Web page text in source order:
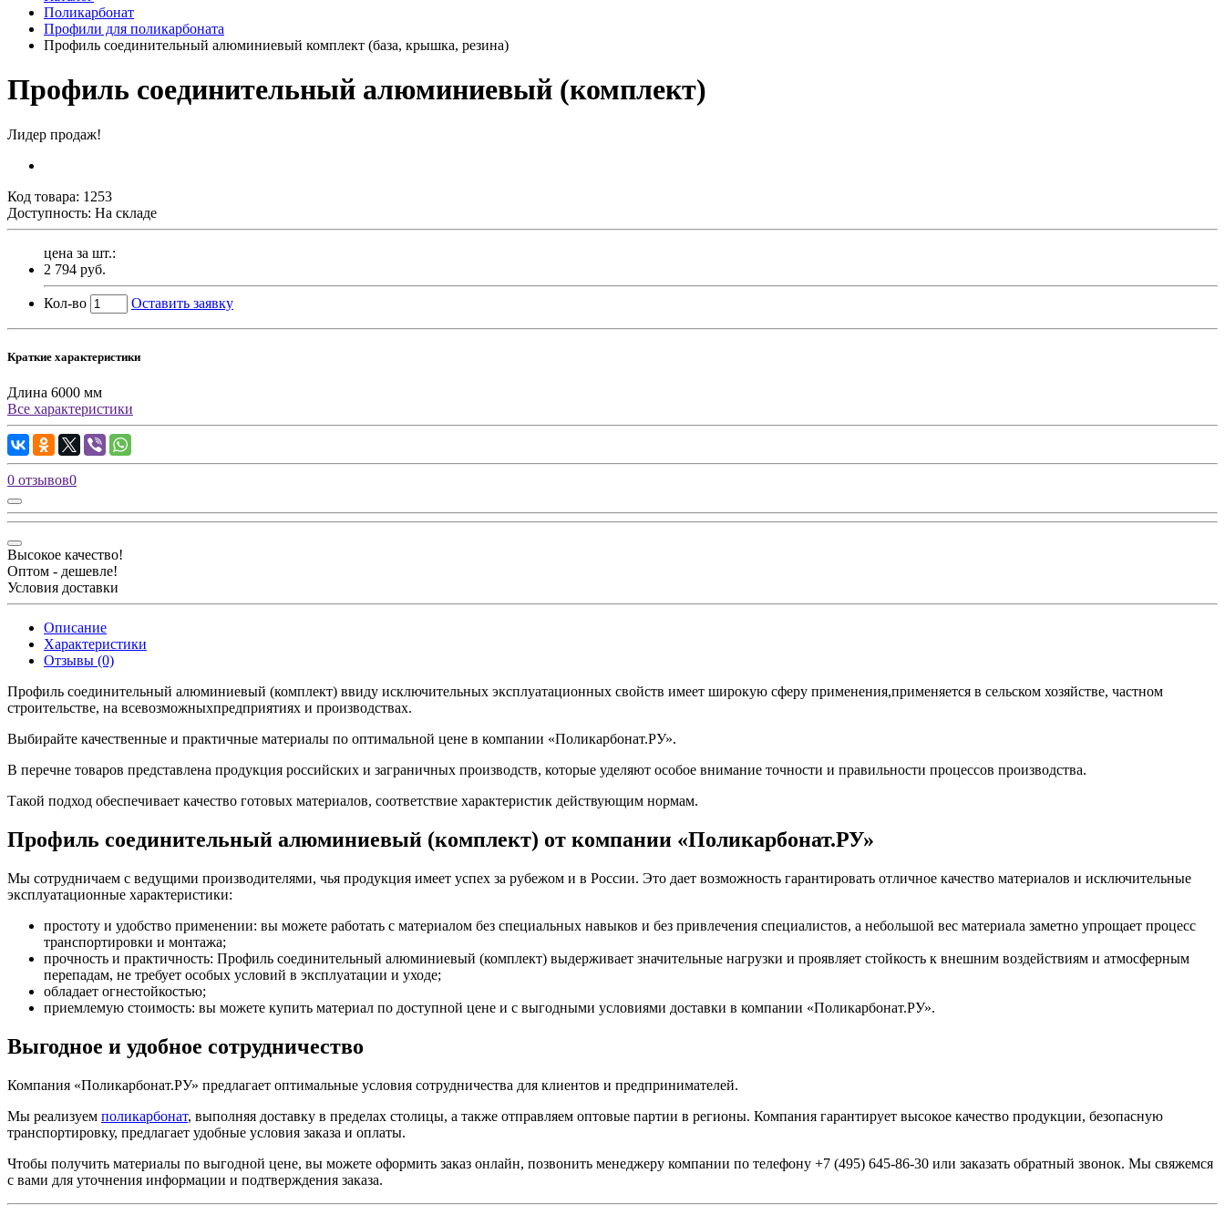
Поликарбонат
Профили для поликарбоната
Профиль соединительный алюминиевый комплект (база, крышка, резина)
Профиль соединительный алюминиевый (комплект)
Лидер продаж!
Код товара: 1253
Доступность: На складе
цена за шт.:
2 794 руб.
Кол-во Оставить заявку
Краткие характеристики
Длина 6000 мм
Все характеристики
0 отзывов0
Высокое качество!
Оптом - дешевле!
Условия доставки
Описание
Характеристики
Отзывы (0)
Профиль соединительный алюминиевый (комплект) ввиду исключительных эксплуатационных свойств имеет широкую сферу применения,применяется в сельском хозяйстве, частном
строительстве, на всевозможныхпредприятиях и производствах.
Выбирайте качественные и практичные материалы по оптимальной цене в компании «Поликарбонат.РУ».
В перечне товаров представлена продукция российских и заграничных производств, которые уделяют особое внимание точности и правильности процессов производства.
Такой подход обеспечивает качество готовых материалов, соответствие характеристик действующим нормам.
Профиль соединительный алюминиевый (комплект) от компании «Поликарбонат.РУ»
Мы сотрудничаем с ведущими производителями, чья продукция имеет успех за рубежом и в России. Это дает возможность гарантировать отличное качество материалов и исключительные
эксплуатационные характеристики:
простоту и удобство применении: вы можете работать с материалом без специальных навыков и без привлечения специалистов, а небольшой вес материала заметно упрощает процесс
транспортировки и монтажа;
прочность и практичность: Профиль соединительный алюминиевый (комплект) выдерживает значительные нагрузки и проявляет стойкость к внешним воздействиям и атмосферным
перепадам, не требует особых условий в эксплуатации и уходе;
обладает огнестойкостью;
приемлемую стоимость: вы можете купить материал по доступной цене и с выгодными условиями доставки в компании «Поликарбонат.РУ».
Выгодное и удобное сотрудничество
Компания «Поликарбонат.РУ» предлагает оптимальные условия сотрудничества для клиентов и предпринимателей.
Мы реализуем поликарбонат, выполняя доставку в пределах столицы, а также отправляем оптовые партии в регионы. Компания гарантирует высокое качество продукции, безопасную
транспортировку, предлагает удобные условия заказа и оплаты.
Чтобы получить материалы по выгодной цене, вы можете оформить заказ онлайн, позвонить менеджеру компании по телефону +7 (495) 645-86-30 или заказать обратный звонок. Мы свяжемся
с вами для уточнения информации и подтверждения заказа.